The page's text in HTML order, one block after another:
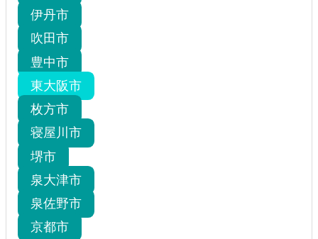
伊丹市
吹田市
豊中市
東大阪市
枚方市
寝屋川市
堺市
泉大津市
泉佐野市
京都市